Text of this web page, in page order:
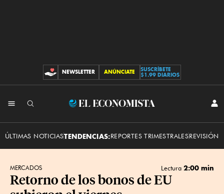
CONTRIBUCIONES
NEWSLETTER ANÚNCIATE
SUSCRÍBETE
$1.99 DIARIOS
El
ÚLTIMAS NOTICIASTENDENCIAS:REPORTES TRIMESTRALESREVISIÓN
MERCADOS Lectura 2:00 min
Retorno de los bonos de EU